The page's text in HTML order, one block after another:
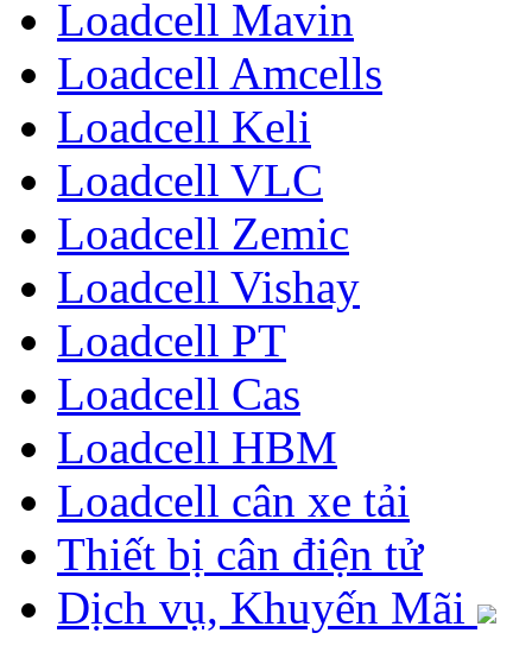
Loadcell Mavin
Loadcell Amcells
Loadcell Keli
Loadcell VLC
Loadcell Zemic
Loadcell Vishay
Loadcell PT
Loadcell Cas
Loadcell HBM
Loadcell cân xe tải
Thiết bị cân điện tử
Dịch vụ, Khuyến Mãi